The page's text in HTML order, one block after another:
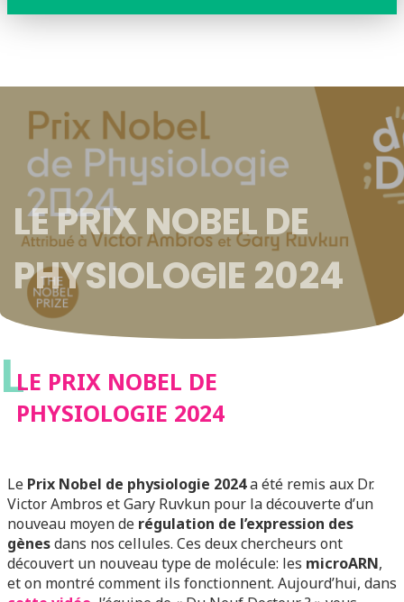
LE PRIX NOBEL DE
PHYSIOLOGIE 2024
LLE PRIX NOBEL DE
PHYSIOLOGIE 2024
Le Prix Nobel de physiologie 2024a été remis aux Dr.
Victor Ambros et Gary Ruvkun pour la découverte d’un
nouveau moyen de régulation de l’expression des
gènesdans nos cellules. Ces deux chercheurs ont
découvert un nouveau type de molécule: les microARN,
et on montré comment ils fonctionnent. Aujourd’hui, dans